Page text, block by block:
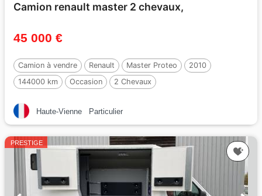
Camion renault master 2 chevaux,
45 000 €
Camion à vendre Renault Master Proteo
2010
144000 km
Occasion 2 Chevaux
Haute-Vienne Particulier
PRESTIGE